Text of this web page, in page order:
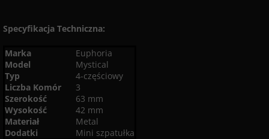
Specyfikacja Techniczna:
Marka
Euphoria
Model
Mystical
Typ
4-częściowy
Liczba Komór
3
Szerokość 63 mm
Wysokość
42 mm
Materiał
Metal
Dodatki
Mini szpatułka